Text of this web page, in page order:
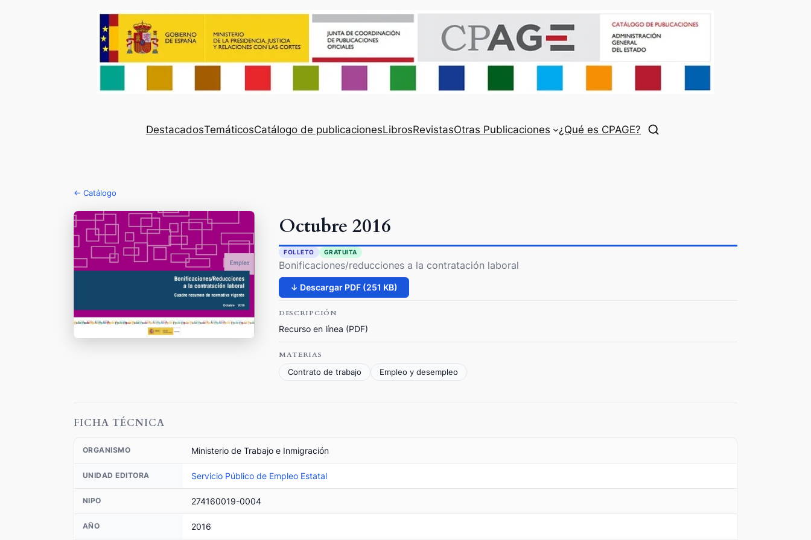
DestacadosTemáticosCatálogo de publicacionesLibrosRevistasOtras Publicaciones ¿Qué es CPAGE?
← Catálogo
Octubre 2016
FOLLETO GRATUITA
Bonificaciones/reducciones a la contratación laboral
↓ Descargar PDF (251 KB)
DESCRIPCIÓN
Recurso en línea (PDF)
MATERIAS
Contrato de trabajo
Empleo y desempleo
FICHA TÉCNICA
ORGANISMO Ministerio de Trabajo e Inmigración
UNIDAD EDITORA Servicio Público de Empleo Estatal
NIPO 274160019-0004
AÑO 2016